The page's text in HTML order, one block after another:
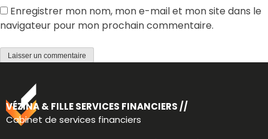
Enregistrer mon nom, mon e-mail et mon site dans le
navigateur pour mon prochain commentaire.
VÉZINA & FILLE SERVICES FINANCIERS //
Cabinet de services financiers